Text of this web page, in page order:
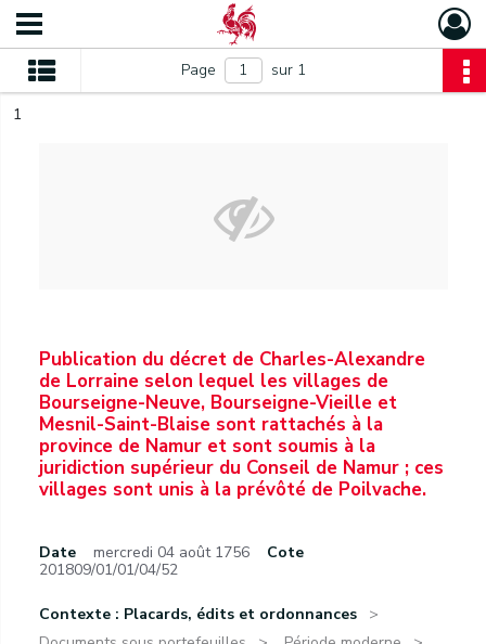
Page sur 1
1
Publication du décret de Charles-Alexandre
de Lorraine selon lequel les villages de
Bourseigne-Neuve, Bourseigne-Vieille et
Mesnil-Saint-Blaise sont rattachés à la
province de Namur et sont soumis à la
juridiction supérieur du Conseil de Namur ; ces
villages sont unis à la prévôté de Poilvache.
Date mercredi 04 août 1756
Cote
201809/01/01/04/52
Contexte : Placards, édits et ordonnances